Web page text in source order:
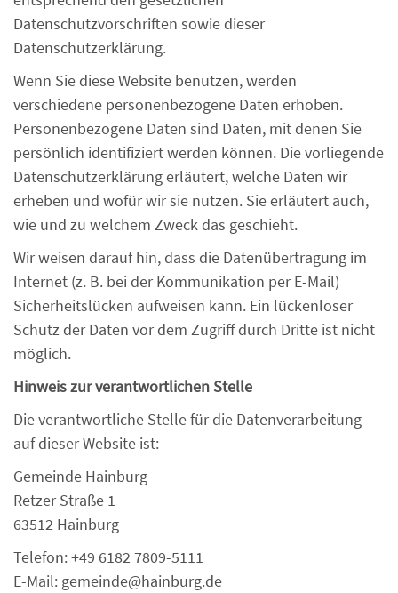
Datenschutzvorschriften sowie dieser
Datenschutzerklärung.
Wenn Sie diese Website benutzen, werden
verschiedene personenbezogene Daten erhoben.
Personenbezogene Daten sind Daten, mit denen Sie
persönlich identifiziert werden können. Die vorliegende
Datenschutzerklärung erläutert, welche Daten wir
erheben und wofür wir sie nutzen. Sie erläutert auch,
wie und zu welchem Zweck das geschieht.
Wir weisen darauf hin, dass die Datenübertragung im
Internet (z. B. bei der Kommunikation per E-Mail)
Sicherheitslücken aufweisen kann. Ein lückenloser
Schutz der Daten vor dem Zugriff durch Dritte ist nicht
möglich.
Hinweis zur verantwortlichen Stelle
Die verantwortliche Stelle für die Datenverarbeitung
auf dieser Website ist:
Gemeinde Hainburg
Retzer Straße 1
63512 Hainburg
Telefon: +49 6182 7809-5111
E-Mail: gemeinde@hainburg.de